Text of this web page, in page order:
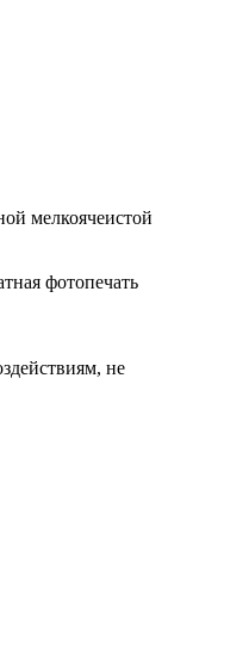
мелкоячеистой
фотопечать
не